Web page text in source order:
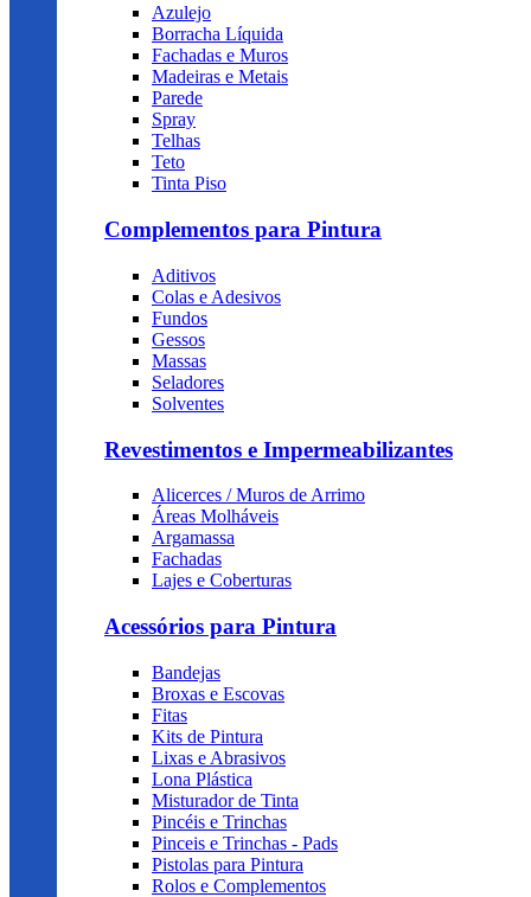
Azulejo
Borracha Líquida
Fachadas e Muros
Madeiras e Metais
Parede
Spray
Telhas
Teto
Tinta Piso
Complementos para Pintura
Aditivos
Colas e Adesivos
Fundos
Gessos
Massas
Seladores
Solventes
Revestimentos e Impermeabilizantes
Alicerces / Muros de Arrimo
Áreas Molháveis
Argamassa
Fachadas
Lajes e Coberturas
Acessórios para Pintura
Bandejas
Broxas e Escovas
Fitas
Kits de Pintura
Lixas e Abrasivos
Lona Plástica
Misturador de Tinta
Pincéis e Trinchas
Pinceis e Trinchas - Pads
Pistolas para Pintura
Rolos e Complementos